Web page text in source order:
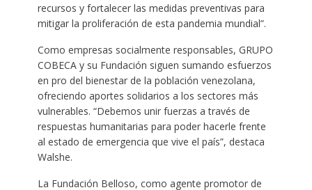
recursos y fortalecer las medidas preventivas para
mitigar la proliferación de esta pandemia mundial”.
Como empresas socialmente responsables, GRUPO
COBECA y su Fundación siguen sumando esfuerzos
en pro del bienestar de la población venezolana,
ofreciendo aportes solidarios a los sectores más
vulnerables. “Debemos unir fuerzas a través de
respuestas humanitarias para poder hacerle frente
al estado de emergencia que vive el país”, destaca
Walshe.
La Fundación Belloso, como agente promotor de